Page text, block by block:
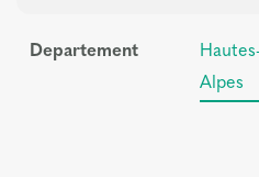
Departement
Alpes